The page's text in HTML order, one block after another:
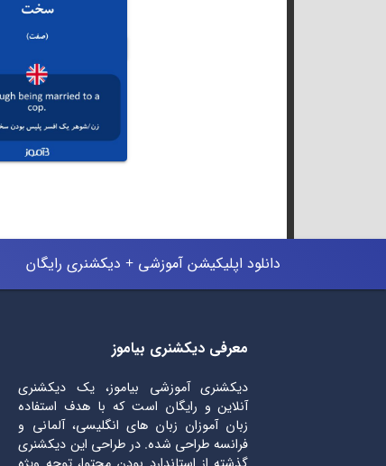
دانلود اپلیکیشن آموزشی + دیکشنری رایگان
معرفی دیکشنری بیاموز
دیکشنری آموزشی بیاموز، یک دیکشنری
آنلاین و رایگان است که با هدف استفاده
زبان آموزان زبان های انگلیسی، آلمانی و
فرانسه طراحی شده. در طراحی این دیکشنری